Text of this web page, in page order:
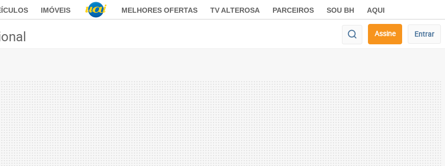
IMÓVEIS MELHORES OFERTAS TV ALTEROSA PARCEIROS SOU BH AQUI
Assine Entrar